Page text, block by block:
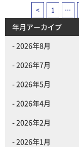
< 1 …
年月アーカイブ
2026年8月
2026年7月
2026年5月
2026年4月
2026年2月
2026年1月